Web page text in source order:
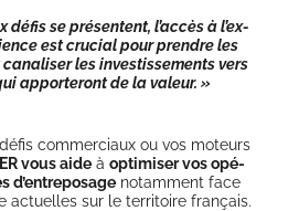
défis se pré­sentent, l’ac­cès à l’ex­
est cru­cial pour prendre les
les inves­tis­se­ments vers
appor­te­ront de la valeur. »
com­mer­ciaux ou vos moteurs
vous aideà opti­mi­ser vos opé­
d’entreposagenotam­ment face
actuelles sur le ter­ri­toire français.